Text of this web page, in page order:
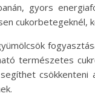
gyors
cukorbetegeknél,
természetes